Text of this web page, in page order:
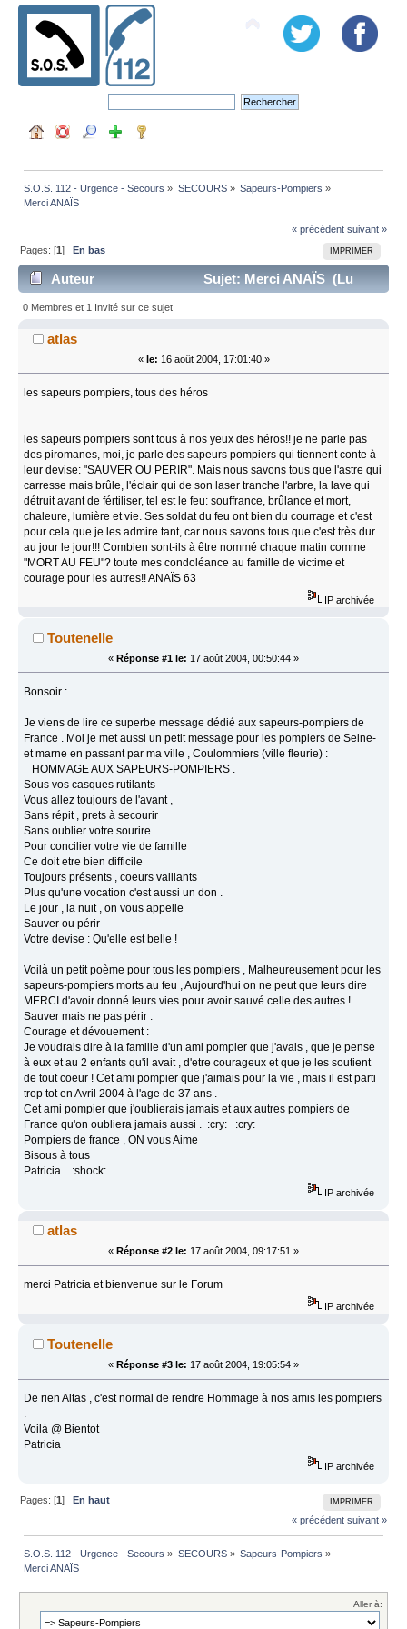
S.O.S. 112 - Urgence - Secours » SECOURS» Sapeurs-Pompiers »
Merci ANAÏS
« précédent suivant »
IMPRIMER
Pages: [1]En bas
Auteur
Sujet: Merci ANAÏS (Lu
11731 fois)
0 Membres et 1 Invité sur ce sujet
atlas
« le: 16 août 2004, 17:01:40 »
les sapeurs pompiers, tous des héros
les sapeurs pompiers sont tous à nos yeux des héros!! je ne parle pas
des piromanes, moi, je parle des sapeurs pompiers qui tiennent conte à
leur devise: "SAUVER OU PERIR". Mais nous savons tous que l'astre qui
carresse mais brûle, l'éclair qui de son laser tranche l'arbre, la lave qui
détruit avant de fértiliser, tel est le feu: souffrance, brûlance et mort,
chaleure, lumière et vie. Ses soldat du feu ont bien du courrage et c'est
pour cela que je les admire tant, car nous savons tous que c'est très dur
au jour le jour!!! Combien sont-ils à être nommé chaque matin comme
"MORT AU FEU"? toute mes condoléance au famille de victime et
courage pour les autres!! ANAÏS 63
IP archivée
Toutenelle
« Réponse #1 le: 17 août 2004, 00:50:44 »
Bonsoir :
Je viens de lire ce superbe message dédié aux sapeurs-pompiers de
France . Moi je met aussi un petit message pour les pompiers de Seine-
et marne en passant par ma ville , Coulommiers (ville fleurie) :
HOMMAGE AUX SAPEURS-POMPIERS .
Sous vos casques rutilants
Vous allez toujours de l'avant ,
Sans répit , prets à secourir
Sans oublier votre sourire.
Pour concilier votre vie de famille
Ce doit etre bien difficile
Toujours présents , coeurs vaillants
Plus qu'une vocation c'est aussi un don .
Le jour , la nuit , on vous appelle
Sauver ou périr
Votre devise : Qu'elle est belle !
Voilà un petit poème pour tous les pompiers , Malheureusement pour les
sapeurs-pompiers morts au feu , Aujourd'hui on ne peut que leurs dire
MERCI d'avoir donné leurs vies pour avoir sauvé celle des autres !
Sauver mais ne pas périr :
Courage et dévouement :
Je voudrais dire à la famille d'un ami pompier que j'avais , que je pense
à eux et au 2 enfants qu'il avait , d'etre courageux et que je les soutient
de tout coeur ! Cet ami pompier que j'aimais pour la vie , mais il est parti
trop tot en Avril 2004 à l'age de 37 ans .
Cet ami pompier que j'oublierais jamais et aux autres pompiers de
France qu'on oubliera jamais aussi . :cry: :cry:
Pompiers de france , ON vous Aime
Bisous à tous
Patricia . :shock:
IP archivée
atlas
« Réponse #2 le: 17 août 2004, 09:17:51 »
merci Patricia et bienvenue sur le Forum
IP archivée
Toutenelle
« Réponse #3 le: 17 août 2004, 19:05:54 »
De rien Altas , c'est normal de rendre Hommage à nos amis les pompiers
.
Voilà @ Bientot
Patricia
IP archivée
IMPRIMER
Pages: [1]
En haut
« précédent suivant »
S.O.S. 112 - Urgence - Secours » SECOURS» Sapeurs-Pompiers »
Merci ANAÏS
Aller à: